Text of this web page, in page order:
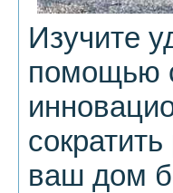
Изучите
помощью
ваш дом